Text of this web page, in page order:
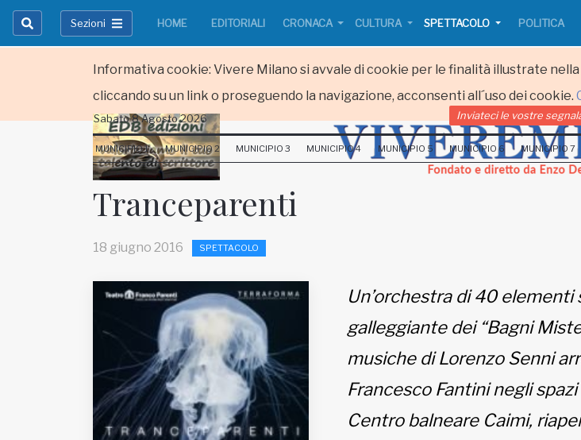
Informativa cookie: Vivere Milano si avvale di cookie per le finalità illustrate
cliccando su un link o proseguendo la navigazione, acconsenti all´uso dei cookie.
Sezioni HOME EDITORIALI CRONACA CULTURA SPETTACOLO POLITICA
Inviateci le vostre segnalazioni
www.viveremilano.info
Fondato e diretto da Enzo De
EDB edizioni - Via Brivio angolo C.
Imbonati, 89 20159 Milano (Italia)
Informativa sulla privacy
Sabato 8 Agosto 2026 Inviateci le vostre
MUNICIPIO 1 MUNICIPIO 2 MUNICIPIO 3 MUNICIPIO 4 MUNICIPIO 5 MUNICIPIO 6 MUNICIPIO 7
Tranceparenti
18 giugno 2016 SPETTACOLO
Un’orchestra di 40 elementi
galleggiante dei “Bagni
musiche di Lorenzo Senni
Francesco Fantini negli
Centro balneare Caimi,